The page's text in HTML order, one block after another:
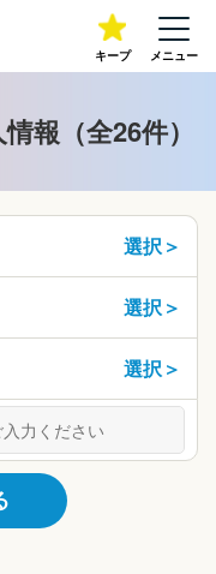
キープ メニュー
報（全26件）
選択＞
選択＞
選択＞